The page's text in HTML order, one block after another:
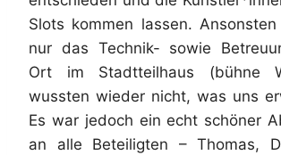
Slots kommen lassen.
nur das Technik- sowie
Ort im Stadtteilhaus (bühne
wussten wieder nicht, was uns
Es war jedoch ein echt schöner
an alle Beteiligten – Thomas,